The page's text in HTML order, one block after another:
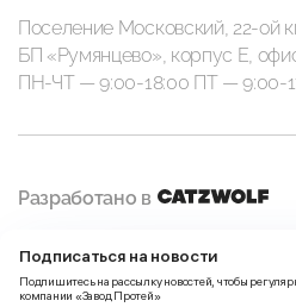
Поселение Московский, 22-ой
БП «Румянцево», корпус Е,
ПН-ЧТ — 9:00-18:00 ПТ — 9:00-
конфиденциальности
Разработано в
Подписаться на новости
Подпишитесь на рассылку новостей, чтобы
компании «Завод Протей»